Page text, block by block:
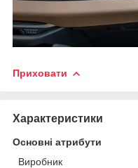
Приховати
Характеристики
Основні атрибути
Виробник